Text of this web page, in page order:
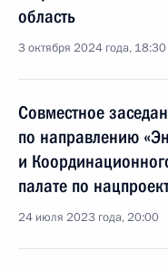
область
3 октября 2024 года, 18:30
Совместное
по направлению
и
палате по
24 июля 2023 года, 20:00